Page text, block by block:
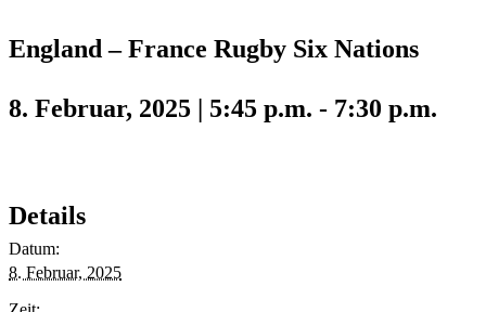
England – France Rugby Six Nations
8. Februar, 2025 | 5:45 p.m. - 7:30 p.m.
Details
Datum:
8. Februar, 2025